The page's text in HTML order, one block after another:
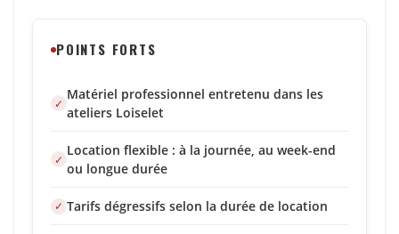
POINTS FORTS
Matériel professionnel entretenu dans les
ateliers Loiselet
Location flexible : à la journée, au week-end
ou longue durée
Tarifs dégressifs selon la durée de location